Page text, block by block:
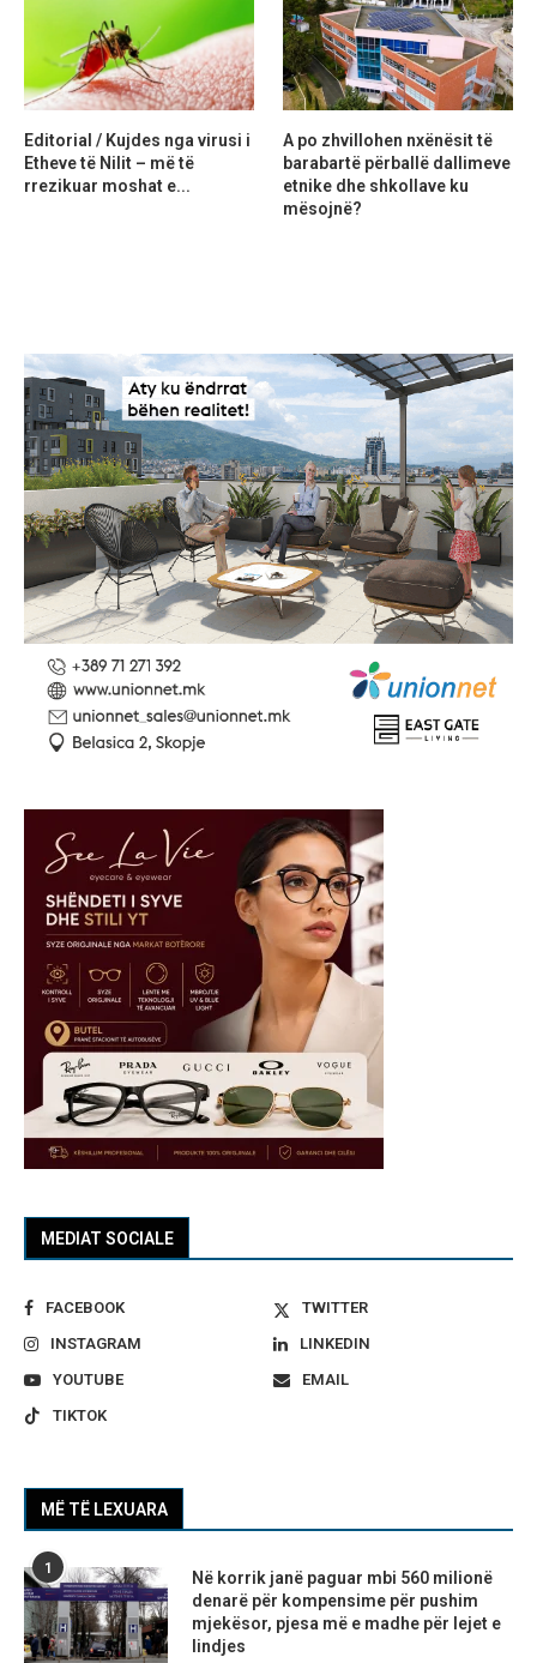
MEDIAT SOCIALE
FACEBOOK
TWITTER
INSTAGRAM
LINKEDIN
YOUTUBE
EMAIL
TIKTOK
MË TË LEXUARA
1
Në korrik janë paguar mbi 560 milionë
denarë për kompensime për pushim
mjekësor, pjesa më e madhe për lejet e
lindjes
Editorial / Kujdes nga virusi i
Etheve të Nilit – më të
rrezikuar moshat e...
A po zhvillohen nxënësit të
barabartë përballë dallimeve
etnike dhe shkollave ku
mësojnë?